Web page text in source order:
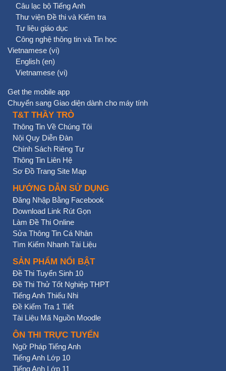
Câu lạc bộ Tiếng Anh
Thư viện Đề thi và Kiểm tra
Tư liệu giáo dục
Công nghệ thông tin và Tin học
Vietnamese ‎(vi)‎
English ‎(en)‎
Vietnamese ‎(vi)‎
Get the mobile app
Chuyển sang Giao diện dành cho máy tính
T&T THẦY TRÒ
Thông Tin Về Chúng Tôi
Nội Quy Diễn Đàn
Chính Sách Riêng Tư
Thông Tin Liên Hệ
Sơ Đồ Trang Site Map
HƯỚNG DẪN SỬ DỤNG
Đăng Nhập Bằng Facebook
Download Link Rút Gọn
Làm Đề Thi Online
Sửa Thông Tin Cá Nhân
Tìm Kiếm Nhanh Tài Liệu
SẢN PHẨM NỔI BẬT
Đề Thi Tuyển Sinh 10
Đề Thi Thử Tốt Nghiệp THPT
Tiếng Anh Thiếu Nhi
Đề Kiểm Tra 1 Tiết
Tài Liệu Mã Nguồn Moodle
ÔN THI TRỰC TUYẾN
Ngữ Pháp Tiếng Anh
Tiếng Anh Lớp 10
Tiếng Anh Lớp 11